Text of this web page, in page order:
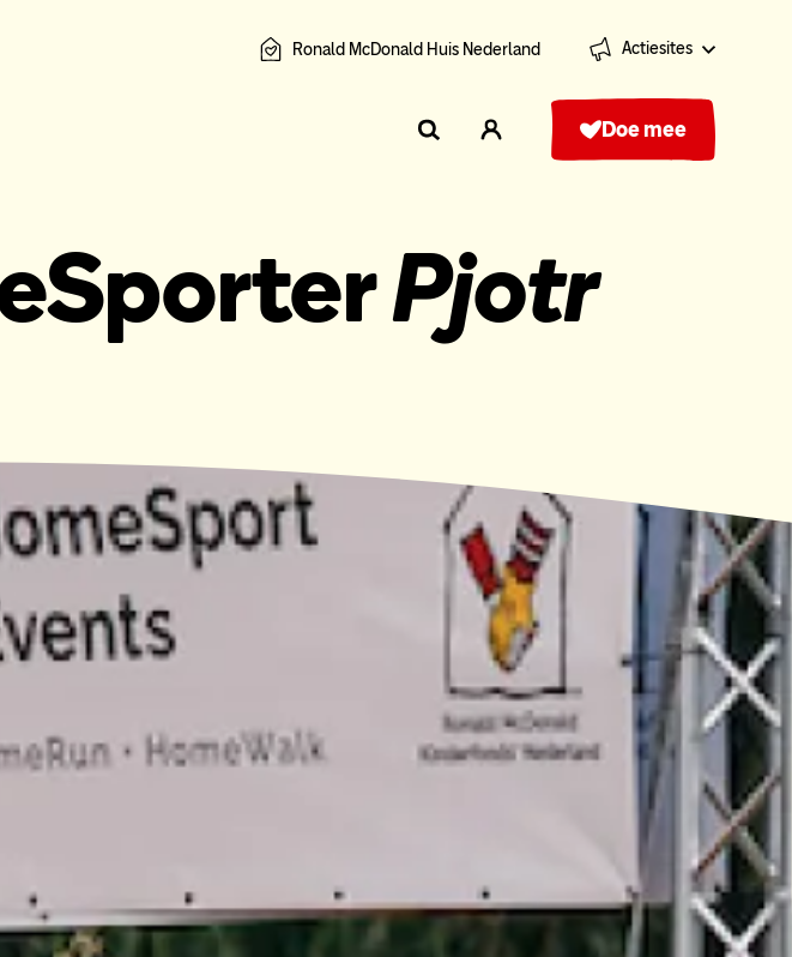
Ronald McDonald Huis Nederland Actiesites
Doe mee
Pjotr